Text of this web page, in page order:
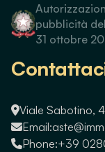
pubblicità
31 ottobre
Viale Sabotino,
Email:
Phone:+39